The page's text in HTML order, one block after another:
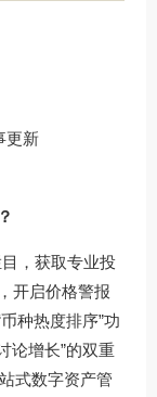
更新
目，获取专业投
开启价格警报
种热度排序”功
论增长”的双重
式数字资产管